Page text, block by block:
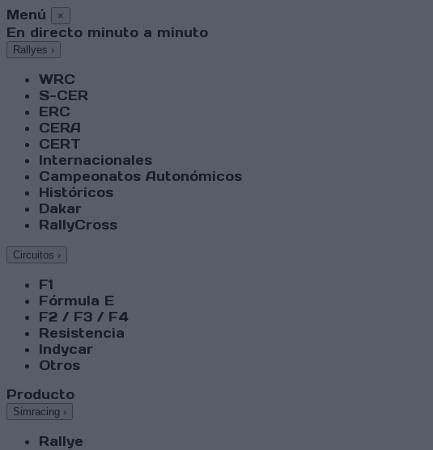
Menú ×
En directo minuto a minuto
Rallyes ›
WRC
S-CER
ERC
CERA
CERT
Internacionales
Campeonatos Autonómicos
Históricos
Dakar
RallyCross
Circuitos ›
F1
Fórmula E
F2 / F3 / F4
Resistencia
Indycar
Otros
Producto
Simracing ›
Rallye